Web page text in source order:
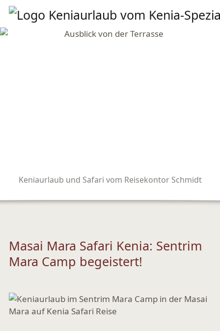
Keniaurlaub und Safari vom Reisekontor Schmidt
Masai Mara Safari Kenia: Sentrim
Mara Camp begeistert!